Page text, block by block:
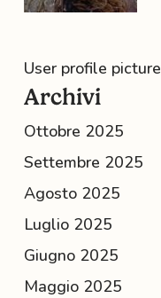
User profile picture
Archivi
Ottobre 2025
Settembre 2025
Agosto 2025
Luglio 2025
Giugno 2025
Maggio 2025